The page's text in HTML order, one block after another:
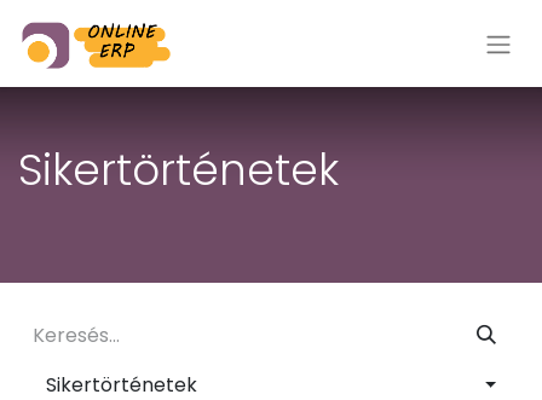
Sikertörténetek
Sikertörténetek